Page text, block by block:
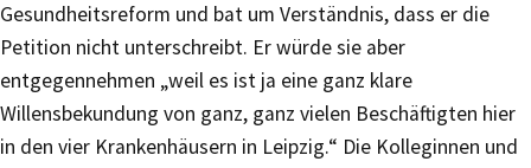
Gesundheitsreform und bat um Verständnis, dass er die
Petition nicht unterschreibt. Er würde sie aber
entgegennehmen „weil es ist ja eine ganz klare
Willensbekundung von ganz, ganz vielen Beschäftigten hier
in den vier Krankenhäusern in Leipzig.“ Die Kolleginnen und